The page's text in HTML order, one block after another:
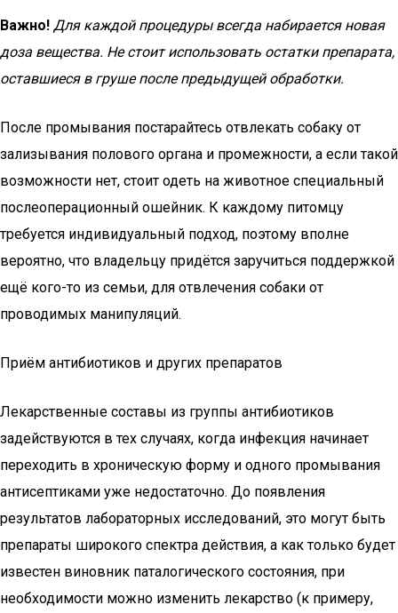
Важно! Для каждой процедуры всегда набирается новая
доза вещества. Не стоит использовать остатки препарата,
оставшиеся в груше после предыдущей обработки.
После промывания постарайтесь отвлекать собаку от
зализывания полового органа и промежности, а если такой
возможности нет, стоит одеть на животное специальный
послеоперационный ошейник. К каждому питомцу
требуется индивидуальный подход, поэтому вполне
вероятно, что владельцу придётся заручиться поддержкой
ещё кого-то из семьи, для отвлечения собаки от
проводимых манипуляций.
Приём антибиотиков и других препаратов
Лекарственные составы из группы антибиотиков
задействуются в тех случаях, когда инфекция начинает
переходить в хроническую форму и одного промывания
антисептиками уже недостаточно. До появления
результатов лабораторных исследований, это могут быть
препараты широкого спектра действия, а как только будет
известен виновник паталогического состояния, при
необходимости можно изменить лекарство (к примеру,